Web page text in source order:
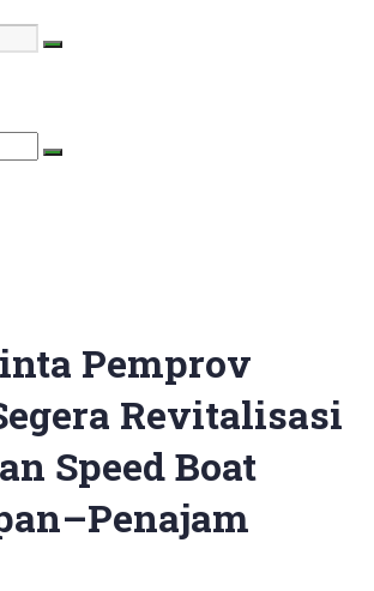
Pemprov
Revitalisasi
Speed Boat